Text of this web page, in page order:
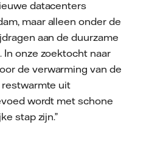
datacenters
maar alleen onder de
aan de duurzame
In onze zoektocht naar
de verwarming van de
restwarmte uit
wordt met schone
stap zijn.”